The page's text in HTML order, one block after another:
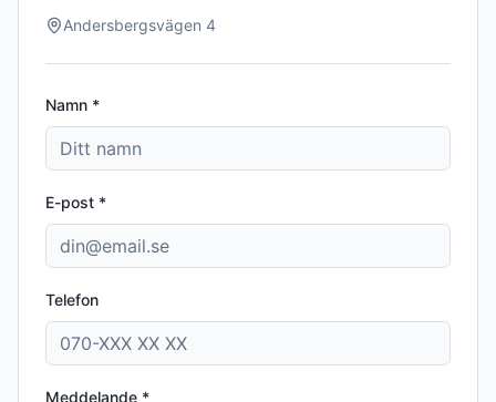
Andersbergsvägen 4
Namn *
E-post *
Telefon
Meddelande *